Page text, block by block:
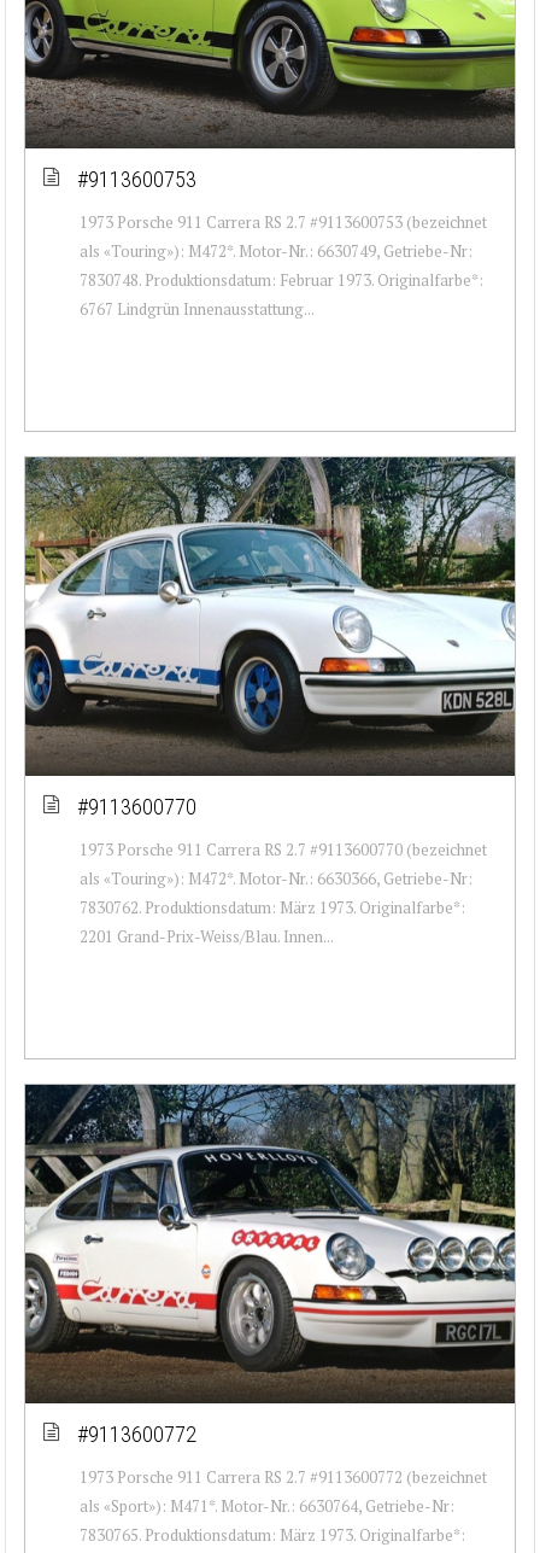
#9113600753
1973 Porsche 911 Carrera RS 2.7 #9113600753 (bezeichnet
als «Touring»): M472*. Motor-Nr.: 6630749, Getriebe-Nr:
7830748. Produktionsdatum: Februar 1973. Originalfarbe*:
6767 Lindgrün Innenausstattung...
#9113600770
1973 Porsche 911 Carrera RS 2.7 #9113600770 (bezeichnet
als «Touring»): M472*. Motor-Nr.: 6630366, Getriebe-Nr:
7830762. Produktionsdatum: März 1973. Originalfarbe*:
2201 Grand-Prix-Weiss/Blau. Innen...
#9113600772
1973 Porsche 911 Carrera RS 2.7 #9113600772 (bezeichnet
als «Sport»): M471*. Motor-Nr.: 6630764, Getriebe-Nr:
7830765. Produktionsdatum: März 1973. Originalfarbe*: